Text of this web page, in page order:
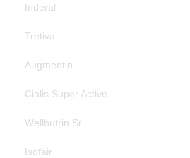
Inderal
Tretiva
Augmentin
Cialis Super Active
Wellbutrin Sr
Isofair